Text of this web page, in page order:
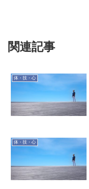
関連記事
体・技・心
体・技・心